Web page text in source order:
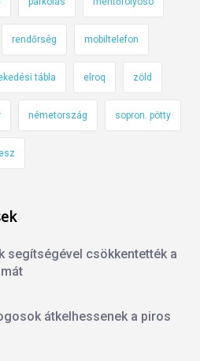
rendőrség mobiltelefon
tábla elroq zöld
németország sopron. pötty
segítségével csökkentették a
átkelhessenek a piros